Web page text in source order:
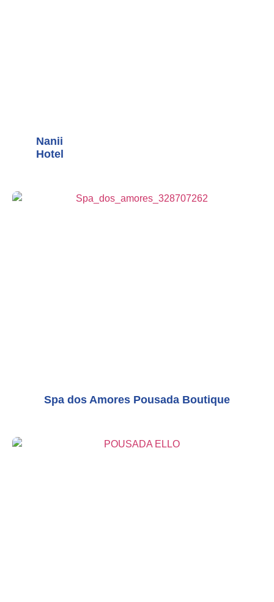
Nanii
Hotel
Spa dos Amores Pousada Boutique